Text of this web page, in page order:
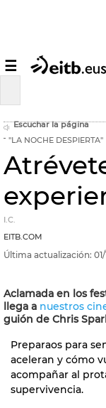
☰
Escuchar la página
"LA NOCHE DESPIERTA"
I.C.
EITB.COM
Última actualización:
Aclamada en los
llega a nuestros
guión de Chris
Preparaos para
aceleran y cómo
acompañar al
supervivencia.